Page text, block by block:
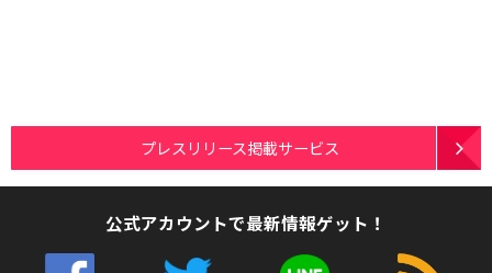
プレスリリース掲載サービス
公式アカウントで最新情報ゲット！